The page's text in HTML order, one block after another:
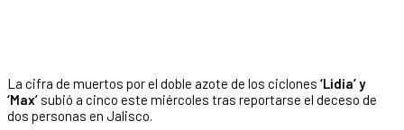
La cifra de muertos por el doble azote de los ciclones ‘Lidia’ y
‘Max’ subió a cinco este miércoles tras reportarse el deceso de
dos personas en Jalisco.